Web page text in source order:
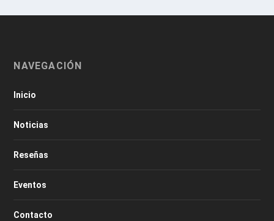
NAVEGACIÓN
Inicio
Noticias
Reseñas
Eventos
Contacto